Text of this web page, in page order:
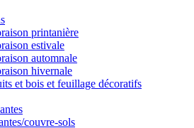
printanière
estivale
automnale
hivernale
et bois et feuillage décoratifs
couvre-sols